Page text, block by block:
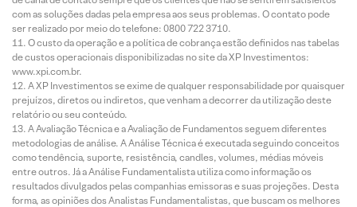
com as soluções dadas pela empresa aos seus problemas. O contato pode
ser realizado por meio do telefone: 0800 722 3710.
O custo da operação e a política de cobrança estão definidos nas tabelas
de custos operacionais disponibilizadas no site da XP Investimentos:
www.xpi.com.br.
A XP Investimentos se exime de qualquer responsabilidade por quaisquer
prejuízos, diretos ou indiretos, que venham a decorrer da utilização deste
relatório ou seu conteúdo.
A Avaliação Técnica e a Avaliação de Fundamentos seguem diferentes
metodologias de análise. A Análise Técnica é executada seguindo conceitos
como tendência, suporte, resistência, candles, volumes, médias móveis
entre outros. Já a Análise Fundamentalista utiliza como informação os
resultados divulgados pelas companhias emissoras e suas projeções. Desta
forma, as opiniões dos Analistas Fundamentalistas, que buscam os melhores